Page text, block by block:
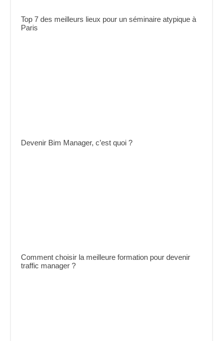
Top 7 des meilleurs lieux pour un séminaire atypique à
Paris
Devenir Bim Manager, c’est quoi ?
Comment choisir la meilleure formation pour devenir
traffic manager ?